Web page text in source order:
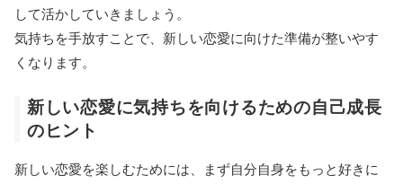
して活かしていきましょう。
気持ちを手放すことで、新しい恋愛に向けた準備が整いやす
くなります。
新しい恋愛に気持ちを向けるための自己成長
のヒント
新しい恋愛を楽しむためには、まず自分自身をもっと好きに